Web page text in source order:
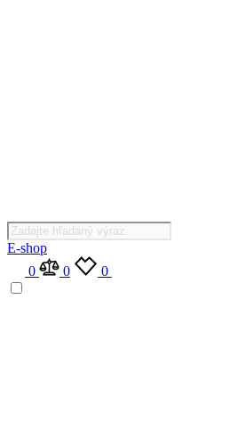
E-shop
0
0 0